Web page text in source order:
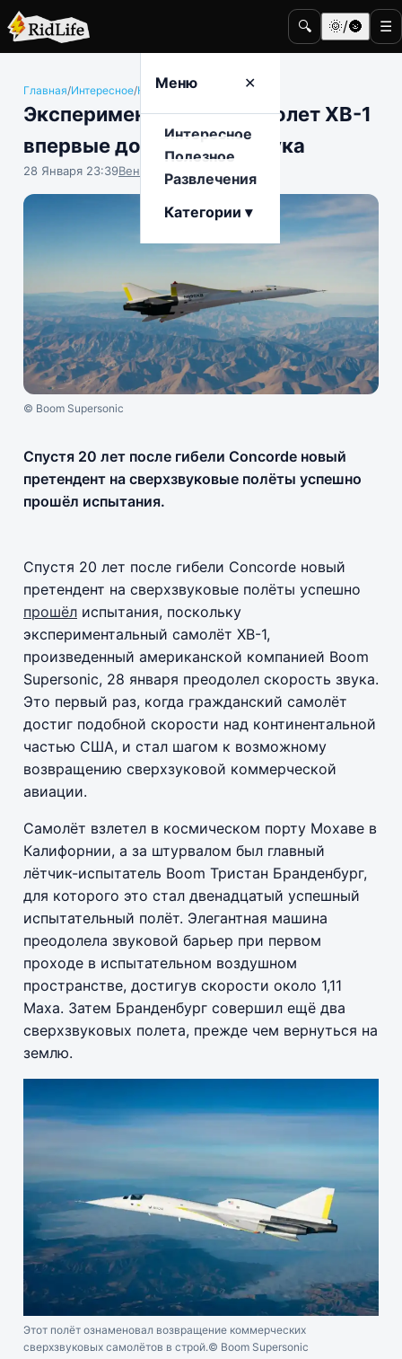
🔍 🌞/🌚 ☰
Меню ✕
Интересное
Полезное
Развлечения
Категории ▾
Главная/Интересное/Наука и техника
Экспериментальный самолет XB-1
впервые достиг сверхзвука
28 Января 23:39Вениамин Ветролесов
© Boom Supersonic
Спустя 20 лет после гибели Concorde новый
претендент на сверхзвуковые полёты успешно
прошёл испытания.
Спустя 20 лет после гибели Concorde новый
претендент на сверхзвуковые полёты успешно
прошёл испытания, поскольку
экспериментальный самолёт XB-1,
произведенный американской компанией Boom
Supersonic, 28 января преодолел скорость звука.
Это первый раз, когда гражданский самолёт
достиг подобной скорости над континентальной
частью США, и стал шагом к возможному
возвращению сверхзуковой коммерческой
авиации.
Самолёт взлетел в космическом порту Мохаве в
Калифорнии, а за штурвалом был главный
лётчик-испытатель Boom Тристан Бранденбург,
для которого это стал двенадцатый успешный
испытательный полёт. Элегантная машина
преодолела звуковой барьер при первом
проходе в испытательном воздушном
пространстве, достигув скорости около 1,11
Маха. Затем Бранденбург совершил ещё два
сверхзвуковых полета, прежде чем вернуться на
землю.
Этот полёт ознаменовал возвращение коммерческих
сверхзвуковых самолётов в строй.© Boom Supersonic